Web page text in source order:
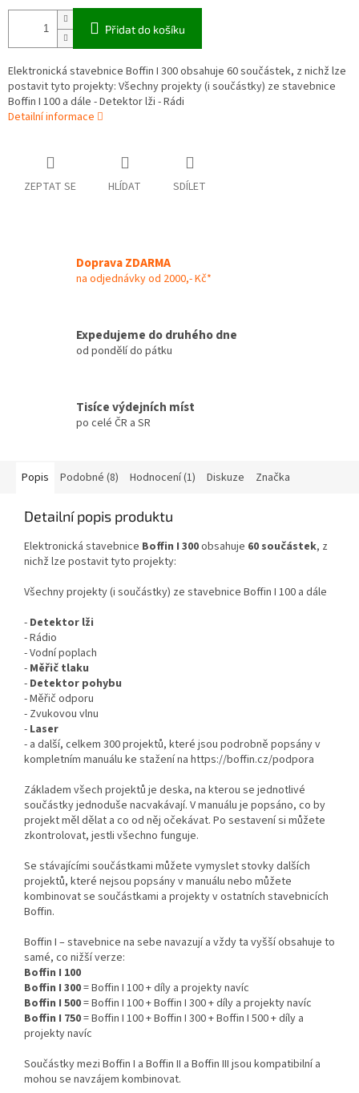
Přidat do košíku
Elektronická stavebnice Boffin I 300 obsahuje 60 součástek, z nichž lze
postavit tyto projekty: Všechny projekty (i součástky) ze stavebnice
Boffin I 100 a dále - Detektor lži - Rádi
Detailní informace
ZEPTAT SE HLÍDAT SDÍLET
Doprava ZDARMA
na odjednávky od 2000,- Kč*
Expedujeme do druhého dne
od pondělí do pátku
Tisíce výdejních míst
po celé ČR a SR
Popis Podobné (8) Hodnocení (1) Diskuze Značka
Detailní popis produktu
Elektronická stavebnice Boffin I 300obsahuje 60 součástek, z
nichž lze postavit tyto projekty:
Všechny projekty (i součástky) ze stavebnice Boffin I 100 a dále
- Detektor lži
- Rádio
- Vodní poplach
- Měřič tlaku
- Detektor pohybu
- Měřič odporu
- Zvukovou vlnu
- Laser
- a další, celkem 300 projektů, které jsou podrobně popsány v
kompletním manuálu ke stažení na https://boffin.cz/podpora
Základem všech projektů je deska, na kterou se jednotlivé
součástky jednoduše nacvakávají. V manuálu je popsáno, co by
projekt měl dělat a co od něj očekávat. Po sestavení si můžete
zkontrolovat, jestli všechno funguje.
Se stávajícími součástkami můžete vymyslet stovky dalších
projektů, které nejsou popsány v manuálu nebo můžete
kombinovat se součástkami a projekty v ostatních stavebnicích
Boffin.
Boffin I – stavebnice na sebe navazují a vždy ta vyšší obsahuje to
samé, co nižší verze:
Boffin I 100
Boffin I 300= Boffin I 100 + díly a projekty navíc
Boffin I 500= Boffin I 100 + Boffin I 300 + díly a projekty navíc
Boffin I 750= Boffin I 100 + Boffin I 300 + Boffin I 500 + díly a
projekty navíc
Součástky mezi Boffin I a Boffin II a Boffin III jsou kompatibilní a
mohou se navzájem kombinovat.